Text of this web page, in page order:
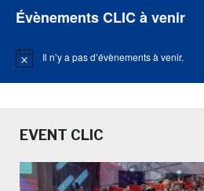
Évènements CLIC à venir
Notice Il n’y a pas d’évènements à venir.
EVENT CLIC